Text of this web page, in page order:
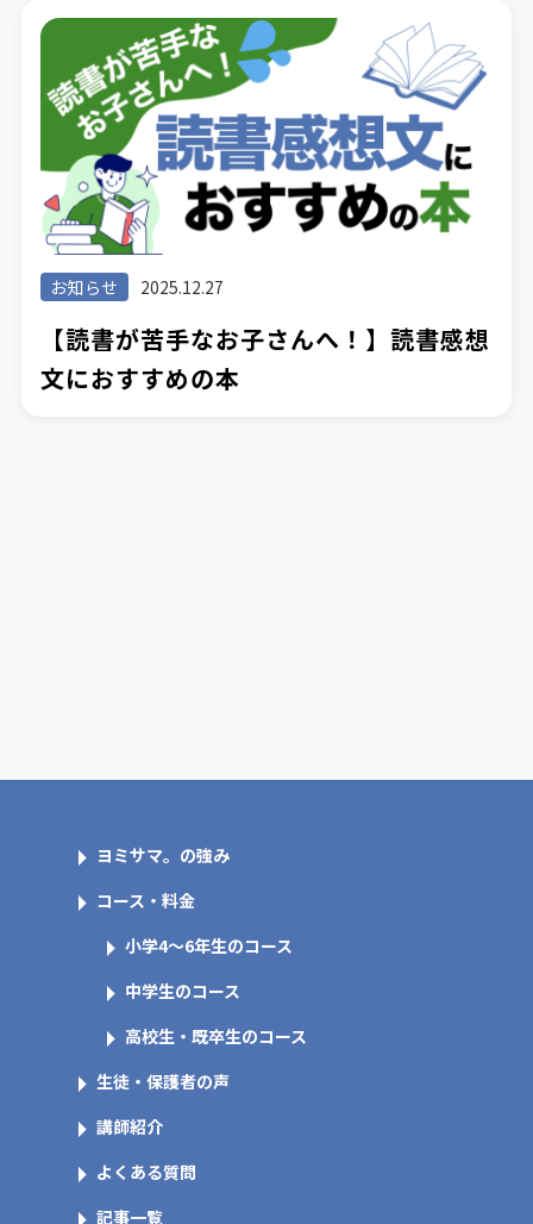
お知らせ 2025.12.27
【読書が苦手なお子さんへ！】読書感想
文におすすめの本
ヨミサマ。の強み
コース・料金
小学4～6年生のコース
中学生のコース
高校生・既卒生のコース
生徒・保護者の声
講師紹介
よくある質問
記事一覧